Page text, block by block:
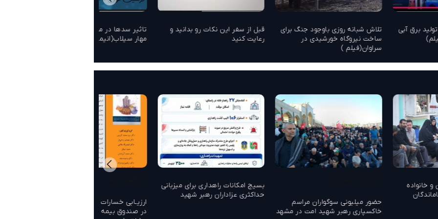
تولید برق آبی
تلاش شبانه روزی باوجود جنگ برای
ساخت نیروگاه خورشیدی در
سراوان(فیلم )
قبل از سفر این نکات رو بدانید و
رعایت کنید ‌
تاثیر سدها در مدیریت منابع آب و
مهار سیلاب(انیمیشن)
و خانواده
حضور میلیونی سوگواران مراسم
خاکسپاری رهبر شهید امت در مشهد
بسیج امکانات راهداری برای میزبانی
حداکثری عزاداران رهبر شهید
ارزیـابی خسارات واحدهای مسکونی
در صندوق بیمه حوادث طبیعی